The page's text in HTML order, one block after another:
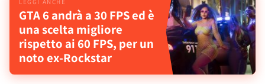
GTA 6 andrà a 30 FPS ed è
una scelta migliore
rispetto ai 60 FPS, per un
noto ex-Rockstar